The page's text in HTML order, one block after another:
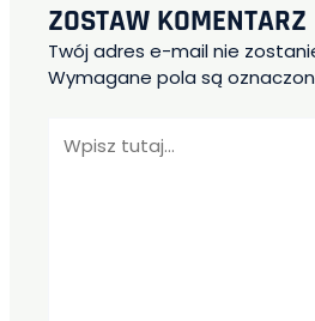
ZOSTAW KOMENTARZ
Twój adres e-mail nie
Wymagane pola są
tutaj...